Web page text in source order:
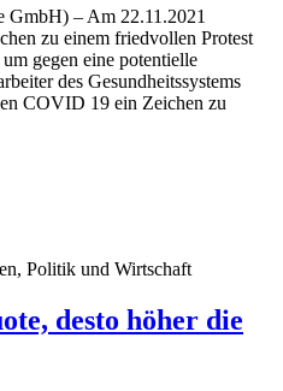
GmbH) – Am 22.11.2021
zu einem friedvollen Protest
gegen eine potentielle
des Gesundheitssystems
COVID 19 ein Zeichen zu
Politik und Wirtschaft
desto höher die